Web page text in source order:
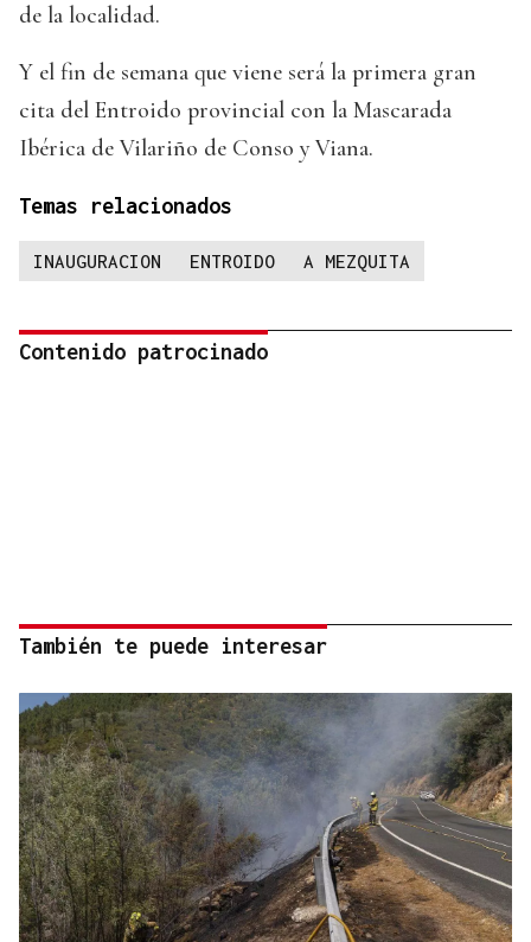
de la localidad.
Y el fin de semana que viene será la primera gran
cita del Entroido provincial con la Mascarada
Ibérica de Vilariño de Conso y Viana.
Temas relacionados
INAUGURACION ENTROIDO A MEZQUITA
Contenido patrocinado
También te puede interesar